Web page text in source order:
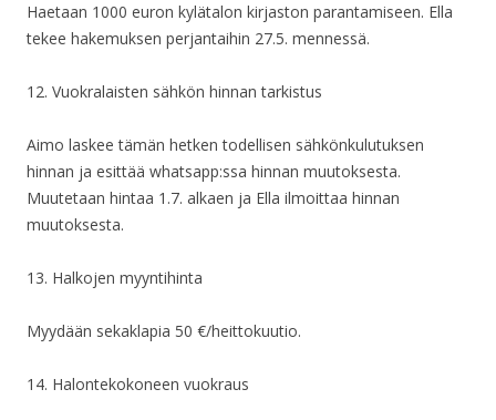
Haetaan 1000 euron kylätalon kirjaston parantamiseen. Ella
tekee hakemuksen perjantaihin 27.5. mennessä.
12. Vuokralaisten sähkön hinnan tarkistus
Aimo laskee tämän hetken todellisen sähkönkulutuksen
hinnan ja esittää whatsapp:ssa hinnan muutoksesta.
Muutetaan hintaa 1.7. alkaen ja Ella ilmoittaa hinnan
muutoksesta.
13. Halkojen myyntihinta
Myydään sekaklapia 50 €/heittokuutio.
14. Halontekokoneen vuokraus